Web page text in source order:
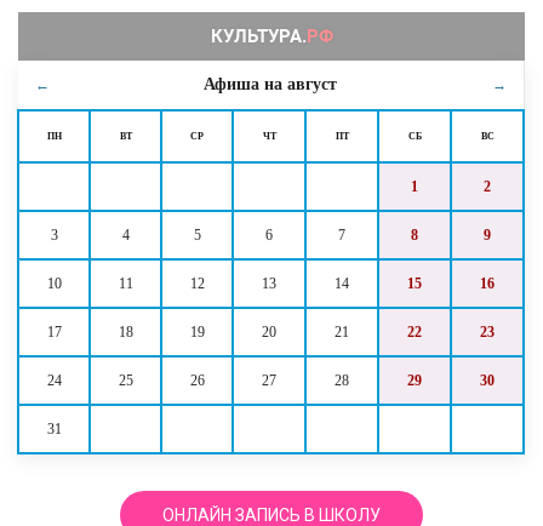
← Афиша на август →
ПН ВТ СР ЧТ ПТ СБ ВС
1 2
3 4 5 6 7 8 9
10 11 12 13 14 15 16
17 18 19 20 21 22 23
24 25 26 27 28 29 30
31
ОНЛАЙН ЗАПИСЬ В ШКОЛУ